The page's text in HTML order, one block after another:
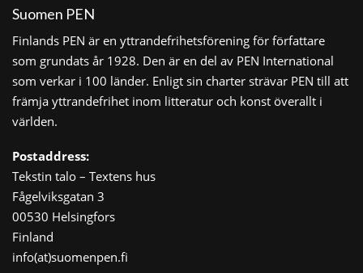
Suomen PEN
Finlands PEN är en yttrandefrihetsförening för författare
som grundats år 1928. Den är en del av PEN International
som verkar i 100 länder. Enligt sin charter strävar PEN till att
främja yttrandefrihet inom litteratur och konst överallt i
världen.
Postaddress:
Tekstin talo – Textens hus
Fågelviksgatan 3
00530 Helsingfors
Finland
info(at)suomenpen.fi